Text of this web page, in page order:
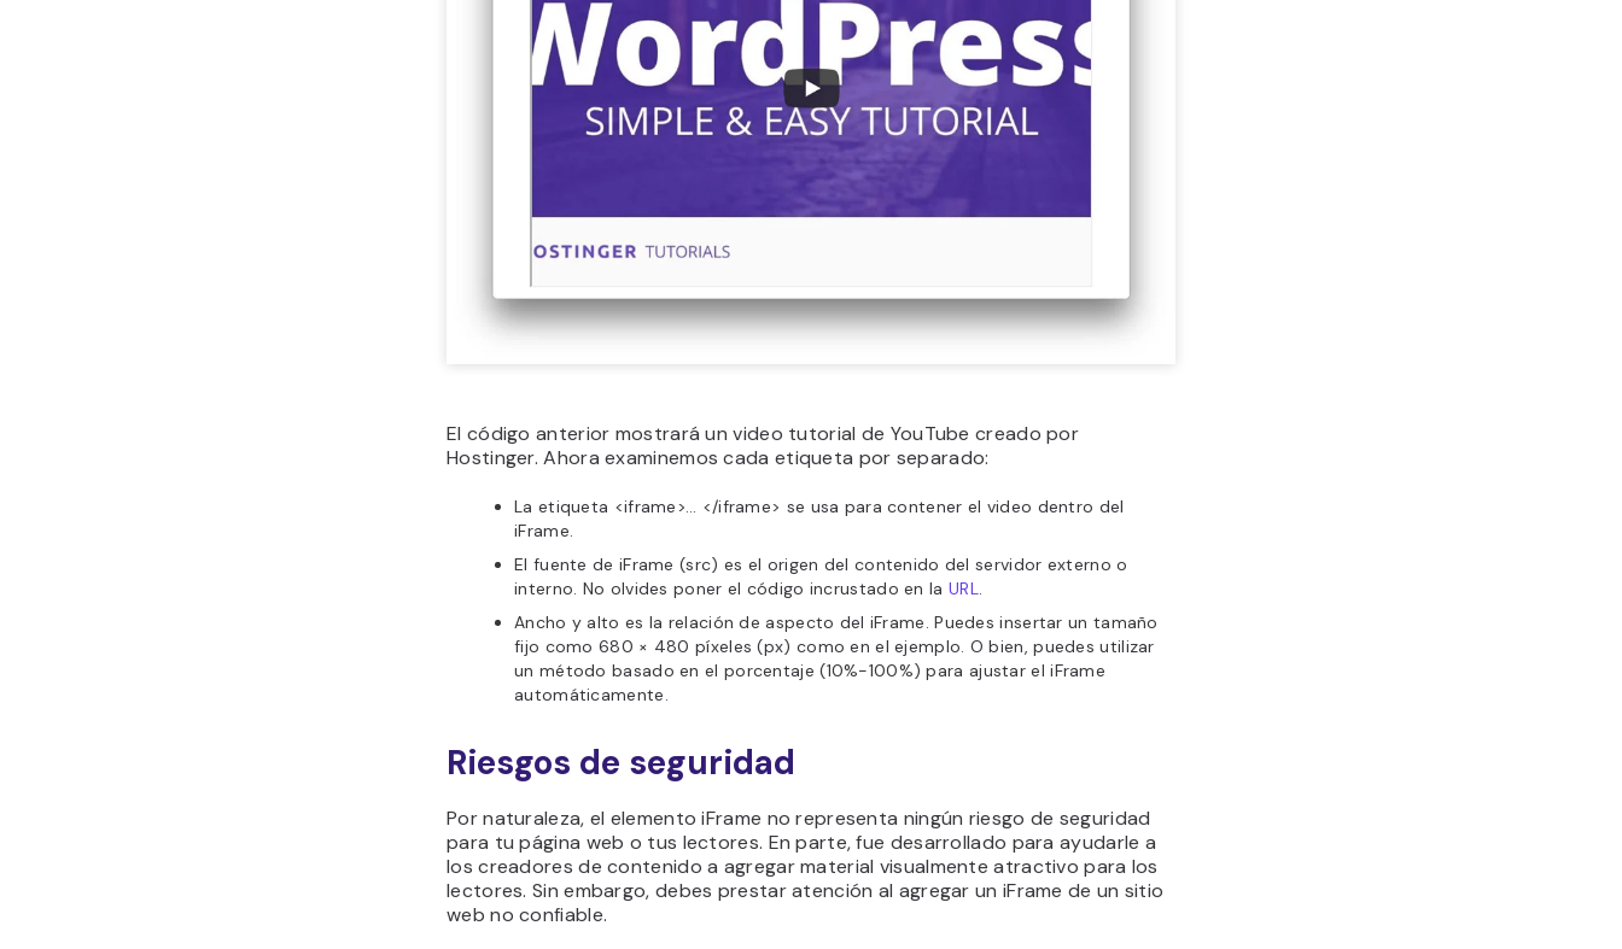
El código anterior mostrará un video tutorial de YouTube creado por
Hostinger. Ahora examinemos cada etiqueta por separado:
La etiqueta <iframe>… </iframe> se usa para contener el video dentro del
iFrame.
El fuente de iFrame (src) es el origen del contenido del servidor externo o
interno. No olvides poner el código incrustado en la URL.
Ancho y alto es la relación de aspecto del iFrame. Puedes insertar un tamaño
fijo como 680 × 480 píxeles (px) como en el ejemplo. O bien, puedes utilizar
un método basado en el porcentaje (10%-100%) para ajustar el iFrame
automáticamente.
Riesgos de seguridad
Por naturaleza, el elemento iFrame no representa ningún riesgo de seguridad
para tu página web o tus lectores. En parte, fue desarrollado para ayudarle a
los creadores de contenido a agregar material visualmente atractivo para los
lectores. Sin embargo, debes prestar atención al agregar un iFrame de un sitio
web no confiable.